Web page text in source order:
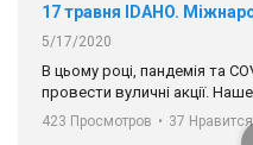
5/17/2020
В цьому році, пандемія та
провести вуличні акції.
навіть коли ми у різних
разом. Ми закликаємо всіх
423 Просмотров • 37 Нравится